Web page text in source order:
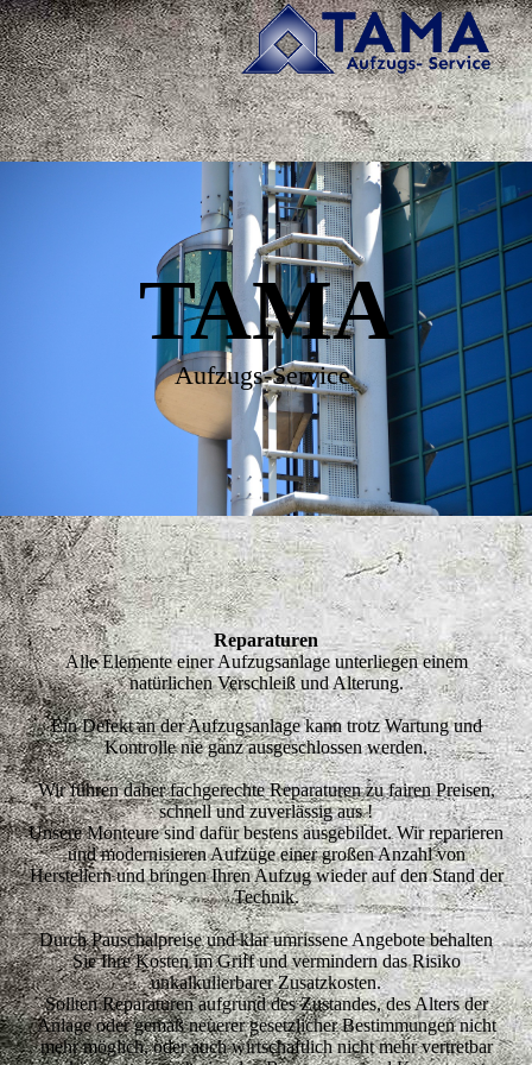
TAMA
Aufzugs-Service
Reparaturen
Alle Elemente einer Aufzugsanlage unterliegen einem
natürlichen Verschleiß und Alterung.
Ein Defekt an der Aufzugsanlage kann trotz Wartung und
Kontrolle nie ganz ausgeschlossen werden.
Wir führen daher fachgerechte Reparaturen zu fairen Preisen,
schnell und zuverlässig aus !
Unsere Monteure sind dafür bestens ausgebildet. Wir reparieren
und modernisieren Aufzüge einer großen Anzahl von
Herstellern und bringen Ihren Aufzug wieder auf den Stand der
Technik.
Durch Pauschalpreise und klar umrissene Angebote behalten
Sie Ihre Kosten im Griff und vermindern das Risiko
unkalkulierbarer Zusatzkosten.
Sollten Reparaturen aufgrund des Zustandes, des Alters der
Anlage oder gemäß neuerer gesetzlicher Bestimmungen nicht
mehr möglich, oder auch wirtschaftlich nicht mehr vertretbar